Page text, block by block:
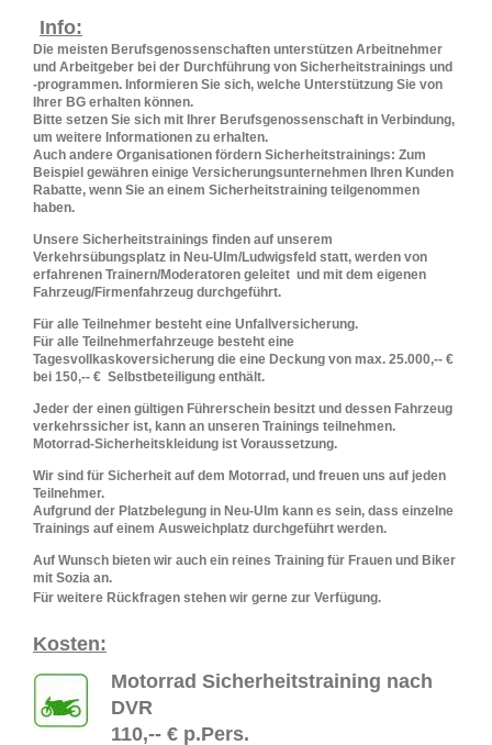
Info:
Die meisten Berufsgenossenschaften unterstützen Arbeitnehmer
und Arbeitgeber bei der Durchführung von Sicherheitstrainings und
-programmen. Informieren Sie sich, welche Unterstützung Sie von
Ihrer BG erhalten können.
Bitte setzen Sie sich mit Ihrer Berufsgenossenschaft in Verbindung,
um weitere Informationen zu erhalten.
Auch andere Organisationen fördern Sicherheitstrainings: Zum
Beispiel gewähren einige Versicherungsunternehmen Ihren Kunden
Rabatte, wenn Sie an einem Sicherheitstraining teilgenommen
haben.
Unsere Sicherheitstrainings finden auf unserem
Verkehrsübungsplatz in Neu-Ulm/Ludwigsfeld statt, werden von
erfahrenen Trainern/Moderatoren geleitet und mit dem eigenen
Fahrzeug/Firmenfahrzeug durchgeführt.
Für alle Teilnehmer besteht eine Unfallversicherung.
Für alle Teilnehmerfahrzeuge besteht eine
Tagesvollkaskoversicherung die eine Deckung von max. 25.000,-- €
bei 150,-- € Selbstbeteiligung enthält.
Jeder der einen gültigen Führerschein besitzt und dessen Fahrzeug
verkehrssicher ist, kann an unseren Trainings teilnehmen.
Motorrad-Sicherheitskleidung ist Voraussetzung.
Wir sind für Sicherheit auf dem Motorrad, und freuen uns auf jeden
Teilnehmer.
Aufgrund der Platzbelegung in Neu-Ulm kann es sein, dass einzelne
Trainings auf einem Ausweichplatz durchgeführt werden.
Auf Wunsch bieten wir auch ein reines Training für Frauen und Biker
mit Sozia an.
Für weitere Rückfragen stehen wir gerne zur Verfügung.
Kosten:
Motorrad Sicherheitstraining nach
DVR
110,-- € p.Pers.